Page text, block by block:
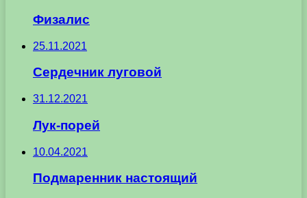
Физалис
25.11.2021
Сердечник луговой
31.12.2021
Лук-порей
10.04.2021
Подмаренник настоящий